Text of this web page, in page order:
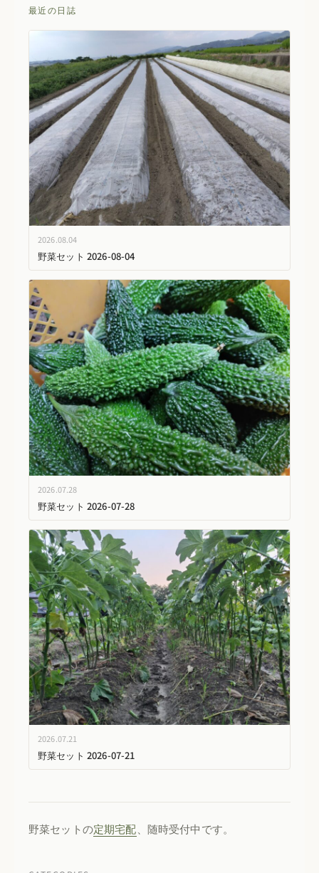
最近の日誌
2026.08.04
野菜セット 2026-08-04
2026.07.28
野菜セット 2026-07-28
2026.07.21
野菜セット 2026-07-21
野菜セットの定期宅配 、随時受付中です。